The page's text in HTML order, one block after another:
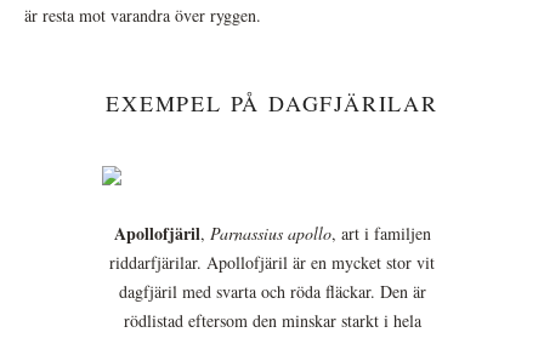
är resta mot varandra över ryggen.
EXEMPEL PÅ DAGFJÄRILAR
Apollofjäril, Parnassius apollo, art i familjen
riddarfjärilar. Apollofjäril är en mycket stor vit
dagfjäril med svarta och röda fläckar. Den är
rödlistad eftersom den minskar starkt i hela